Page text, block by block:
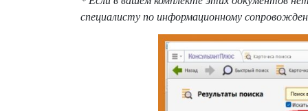
специалисту по информационному